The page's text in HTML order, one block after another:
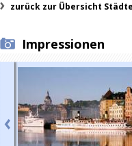
zurück zur Übersicht
Impressionen